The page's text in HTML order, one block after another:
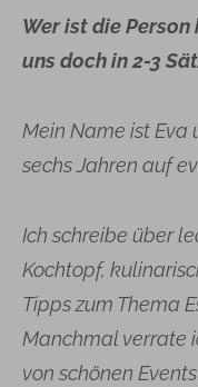
Wer ist die
uns doch in 2-3
Mein Name ist
sechs Jahren auf
Ich schreibe über
Kochtopf,
Tipps zum Thema
Manchmal verrate
von schönen